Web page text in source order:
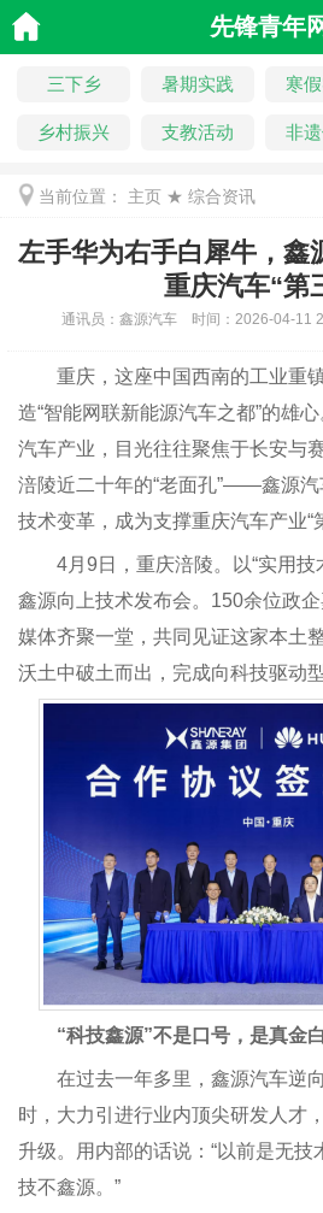
先锋青年
三下乡 暑期实践 寒
乡村振兴 支教活动 非
当前位置： 主页 ★ 综合资讯
左手华为右手白犀牛，鑫
重庆汽车“第
通讯员： 鑫源汽车 时间： 2026-04-11
重庆，这座中国西南的工业重
造“智能网联新能源汽车之都”的雄
汽车产业，目光往往聚焦于长安与
涪陵近二十年的“老面孔”——鑫源
技术变革，成为支撑重庆汽车产业“
4月9日，重庆涪陵。以“实用技
鑫源向上技术发布会。150余位政
媒体齐聚一堂，共同见证这家本土
沃土中破土而出，完成向科技驱动
“科技鑫源”不是口号，是真金
在过去一年多里，鑫源汽车逆
时，大力引进行业内顶尖研发人才
升级。用内部的话说：“以前是无
技不鑫源。”